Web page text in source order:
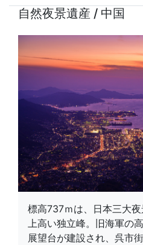
自然夜景遺産 / 中国
標高737ｍは、日本三大
上高い独立峰。旧海軍の
展望台が建設され、呉市